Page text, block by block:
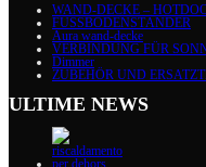
WAND-DECKE –
FUSSBODENSTÄNDER
Aura wand-decke
VERBINDUNG FÜR
Dimmer
ZUBEHÖR UND
ULTIME NEWS